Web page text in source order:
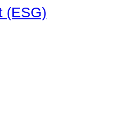
(ESG)